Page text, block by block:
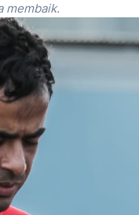
membaik.